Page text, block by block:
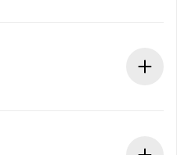
Informationen im Voraus.
belasten, wenn der